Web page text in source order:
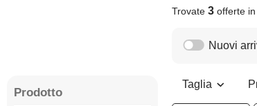
Trovate3 offerte in
Prodotto
Nuovi
Taglia